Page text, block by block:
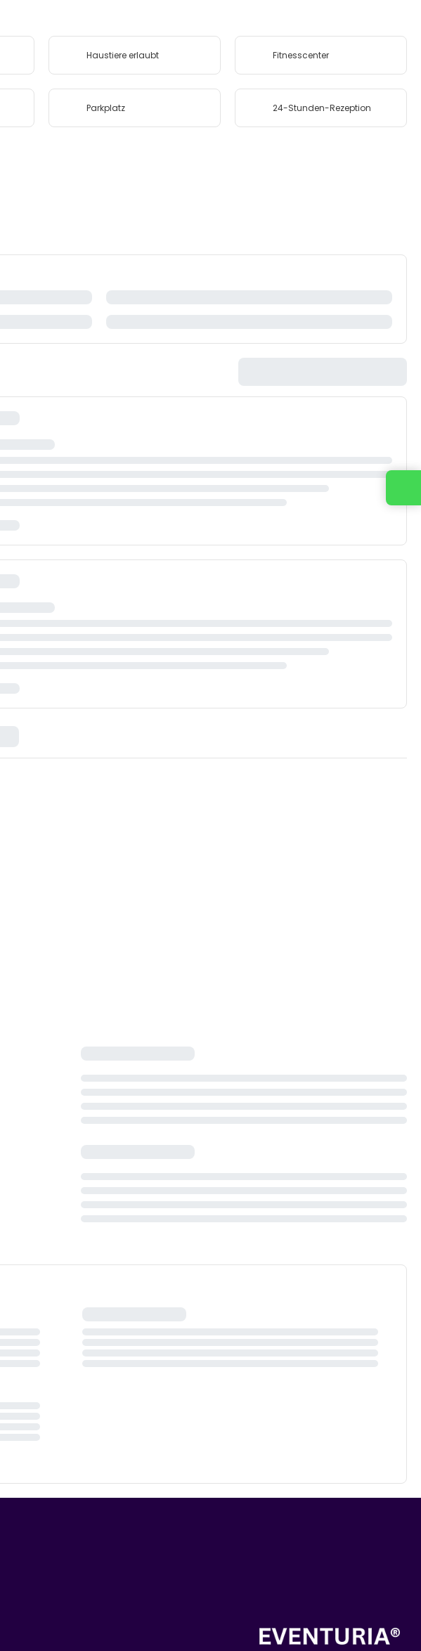
Haustiere erlaubt Fitnesscenter
Parkplatz 24-Stunden-Rezeption